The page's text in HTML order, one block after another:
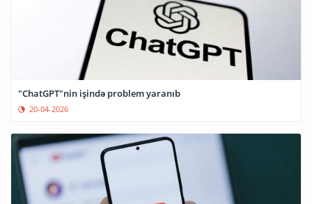
"ChatGPT"nin işində problem yaranıb
20-04-2026